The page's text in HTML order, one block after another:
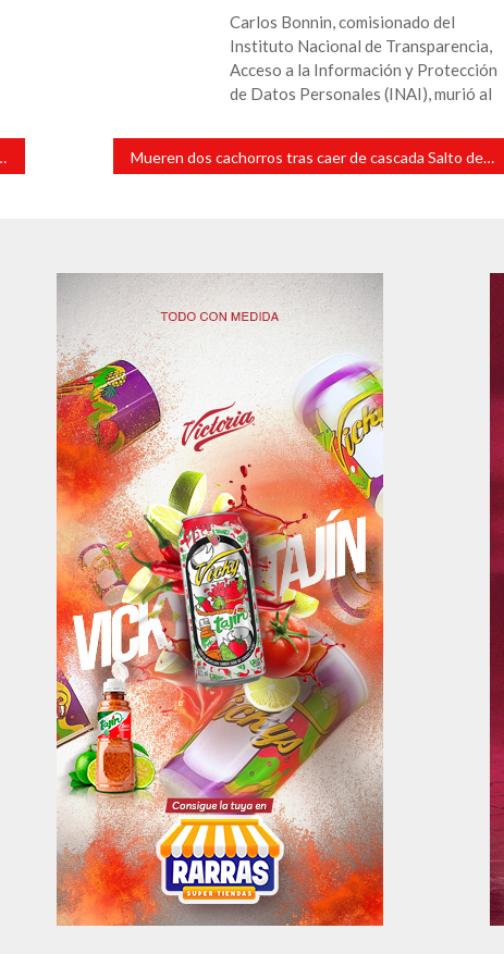
Carlos Bonnin, comisionado del
Instituto Nacional de Transparencia,
Acceso a la Información y Protección
de Datos Personales (INAI), murió al
Mueren dos cachorros tras caer de cascada Salto de Eyipantla